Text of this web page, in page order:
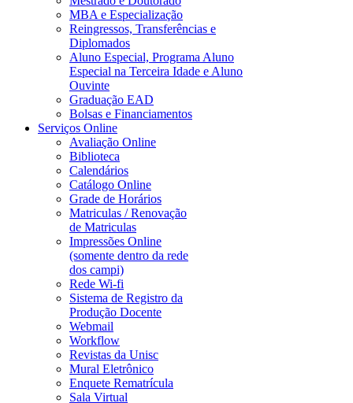
MBA e Especialização
Reingressos, Transferências e
Diplomados
Aluno Especial, Programa Aluno
Especial na Terceira Idade e Aluno
Ouvinte
Graduação EAD
Bolsas e Financiamentos
Serviços Online
Avaliação Online
Biblioteca
Calendários
Catálogo Online
Grade de Horários
Matriculas / Renovação
de Matriculas
Impressões Online
(somente dentro da rede
dos campi)
Rede Wi-fi
Sistema de Registro da
Produção Docente
Webmail
Workflow
Revistas da Unisc
Mural Eletrônico
Enquete Rematrícula
Sala Virtual